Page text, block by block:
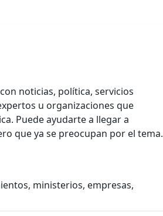
noticias, política, servicios
u organizaciones que
Puede ayudarte a llegar a
que ya se preocupan por el tema.
ministerios, empresas,